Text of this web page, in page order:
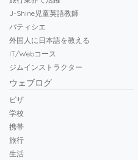
J-Shine児童英語教師
パティシエ
外国人に日本語を教える
IT/Webコース
ジムインストラクター
ウェブログ
ビザ
学校
携帯
旅行
生活